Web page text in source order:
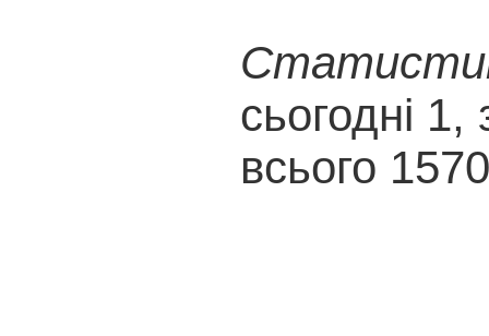
сьогодні 1,
всього 1570